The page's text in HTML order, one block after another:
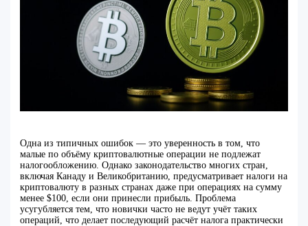
Одна из типичных ошибок — это уверенность в том, что
малые по объёму криптовалютные операции не подлежат
налогообложению. Однако законодательство многих стран,
включая Канаду и Великобританию, предусматривает налоги на
криптовалюту в разных странах даже при операциях на сумму
менее $100, если они принесли прибыль. Проблема
усугубляется тем, что новички часто не ведут учёт таких
операций, что делает последующий расчёт налога практически